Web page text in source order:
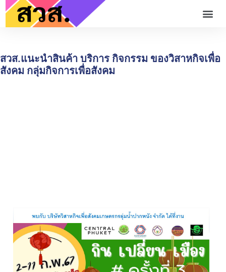
สวส.แนะนำสินค้า บริการ กิจกรรม ของวิสาหกิจเพื่อ
สังคม กลุ่มกิจการเพื่อสังคม